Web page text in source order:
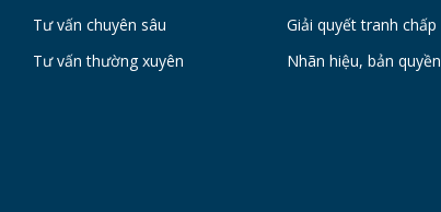
Tư vấn chuyên sâu
Tư vấn thường xuyên
Giải quyết tranh chấp
Nhãn hiệu, bản quyền